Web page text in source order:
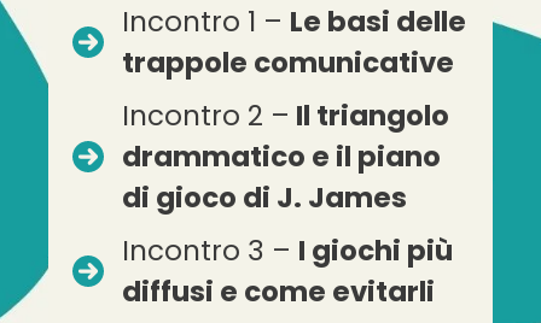
Incontro 1 – Le basi delle
trappole comunicative
Incontro 2 – Il triangolo
drammatico e il piano
di gioco di J. James
Incontro 3 – I giochi più
diffusi e come evitarli